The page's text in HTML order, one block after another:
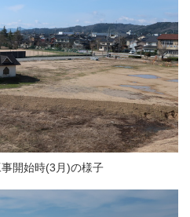
事開始時(3月)の様子